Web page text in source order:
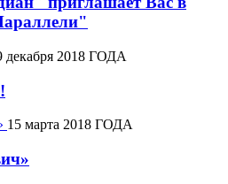
декабря 2018 ГОДА
15 марта 2018 ГОДА